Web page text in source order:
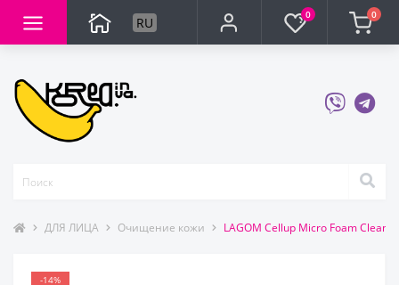
RU 0 0
ДЛЯ ЛИЦА Очищение кожи LAGOM Cellup Micro Foam
-14%